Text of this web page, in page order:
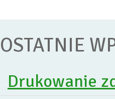
OSTATNIE
Drukowanie